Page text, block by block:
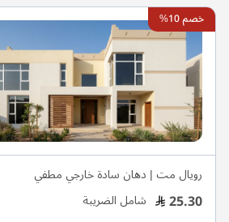
خصم 10%
رويال مت | دهان سادة خارجي مطفي
25.30 شامل الضريبة